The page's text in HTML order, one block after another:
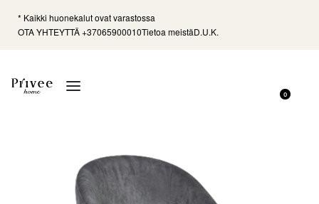
* Kaikki huonekalut ovat varastossa
OTA YHTEYTTÄ +37065900010Tietoa meistäD.U.K.
0